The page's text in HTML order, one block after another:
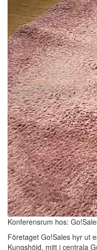
Konferensrum hos:
Företaget Go!Sales hyr ut
Kungshöjd, mitt i centrala